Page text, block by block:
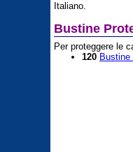
Italiano.
Bustine
Per proteggere le
120 Bustine